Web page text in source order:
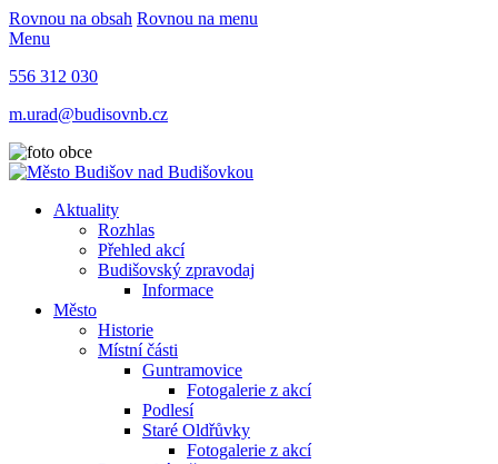
Rovnou na obsah Rovnou na menu
Menu
556 312 030
m.urad@budisovnb.cz
Aktuality
Rozhlas
Přehled akcí
Budišovský zpravodaj
Informace
Město
Historie
Místní části
Guntramovice
Fotogalerie z akcí
Podlesí
Staré Oldřůvky
Fotogalerie z akcí